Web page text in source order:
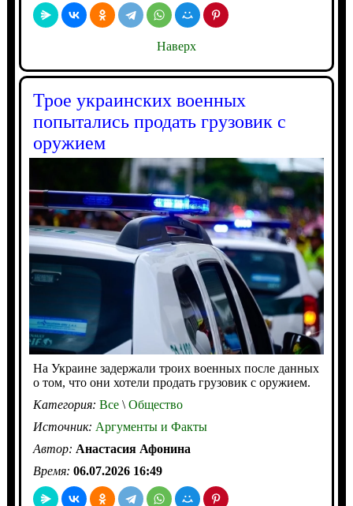
Наверх
Трое украинских военных
попытались продать грузовик с
оружием
На Украине задержали троих военных после данных
о том, что они хотели продать грузовик с оружием.
Категория: Все\Общество
Источник: Аргументы и Факты
Автор: Анастасия Афонина
Время: 06.07.2026 16:49